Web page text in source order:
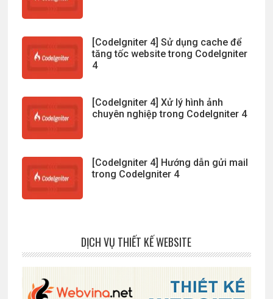
[CodeIgniter 4] Sử dụng cache để
tăng tốc website trong CodeIgniter
4
[CodeIgniter 4] Xử lý hình ảnh
chuyên nghiệp trong CodeIgniter 4
[CodeIgniter 4] Hướng dẫn gửi mail
trong CodeIgniter 4
DỊCH VỤ THIẾT KẾ WEBSITE